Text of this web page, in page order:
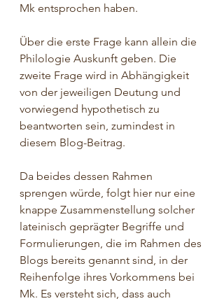
Mk entsprochen haben.
Über die erste Frage kann allein die
Philologie Auskunft geben. Die
zweite Frage wird in Abhängigkeit
von der jeweiligen Deutung und
vorwiegend hypothetisch zu
beantworten sein, zumindest in
diesem Blog-Beitrag.
Da beides dessen Rahmen
sprengen würde, folgt hier nur eine
knappe Zusammenstellung solcher
lateinisch geprägter Begriffe und
Formulierungen, die im Rahmen des
Blogs bereits genannt sind, in der
Reihenfolge ihres Vorkommens bei
Mk. Es versteht sich, dass auch